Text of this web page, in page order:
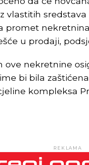
vlastitih
promet
u prodaji,
ove nekretnine
bi bila
kompleksa
REKLAMA